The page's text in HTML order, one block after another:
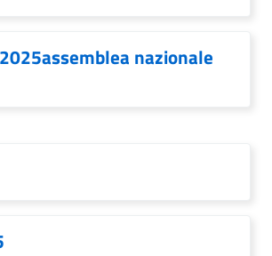
nazionale